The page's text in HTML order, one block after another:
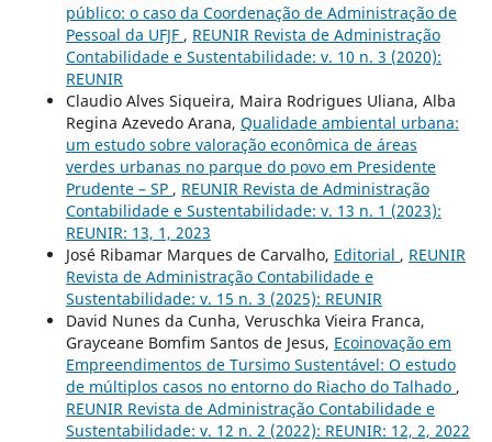
público: o caso da Coordenação de Administração de
Pessoal da UFJF , REUNIR Revista de Administração
Contabilidade e Sustentabilidade: v. 10 n. 3 (2020):
REUNIR
Claudio Alves Siqueira, Maira Rodrigues Uliana, Alba
Regina Azevedo Arana, Qualidade ambiental urbana:
um estudo sobre valoração econômica de áreas
verdes urbanas no parque do povo em Presidente
Prudente – SP , REUNIR Revista de Administração
Contabilidade e Sustentabilidade: v. 13 n. 1 (2023):
REUNIR: 13, 1, 2023
José Ribamar Marques de Carvalho, Editorial , REUNIR
Revista de Administração Contabilidade e
Sustentabilidade: v. 15 n. 3 (2025): REUNIR
David Nunes da Cunha, Veruschka Vieira Franca,
Grayceane Bomfim Santos de Jesus, Ecoinovação em
Empreendimentos de Tursimo Sustentável: O estudo
de múltiplos casos no entorno do Riacho do Talhado ,
REUNIR Revista de Administração Contabilidade e
Sustentabilidade: v. 12 n. 2 (2022): REUNIR: 12, 2, 2022